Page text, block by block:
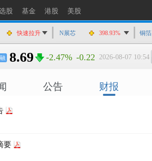
股 基金 港股 美股
快速拉升
快速拉升
快速拉升
N展芯 398.93% 铜箔
融 8.69 -2.47% -0.22 2026-08-07 10:54
公告 财报
要